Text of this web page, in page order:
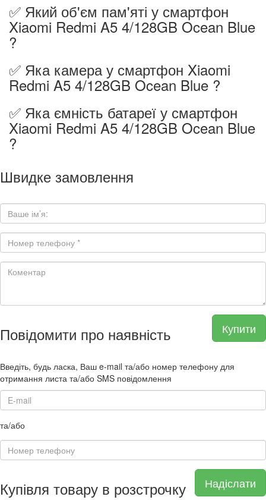
✅ Який об'єм пам'яті у смартфон
Xiaomi Redmi A5 4/128GB Ocean Blue
?
✅ Яка камера у смартфон Xiaomi
Redmi A5 4/128GB Ocean Blue ?
✅ Яка ємність батареї у смартфон
Xiaomi Redmi A5 4/128GB Ocean Blue
?
Швидке замовлення
Купити
Повідомити про наявність
Введіть, будь ласка, Ваш e-mail та/або номер телефону для
отримання листа та/або SMS повідомлення
та/або
Надіслати
Купівля товару в розстрочку